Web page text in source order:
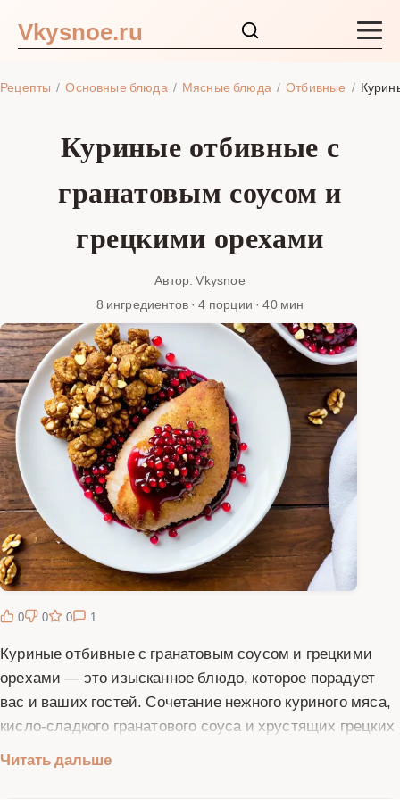
Vkysnoe.ru
Рецепты Основные блюда Мясные блюда Отбивные
Куриные отбивные с
гранатовым соусом и
грецкими орехами
Автор: Vkysnoe
8 ингредиентов · 4 порции · 40 мин
0 0 0 1
Куриные отбивные с гранатовым соусом и грецкими
орехами — это изысканное блюдо, которое порадует
вас и ваших гостей. Сочетание нежного куриного мяса,
кисло-сладкого гранатового соуса и хрустящих грецких
идеально подходит для праздничного стола, но его
Читать дальше